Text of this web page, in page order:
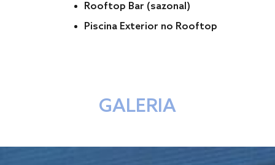
Rooftop Bar (sazonal)
Piscina Exterior no Rooftop
GALERIA